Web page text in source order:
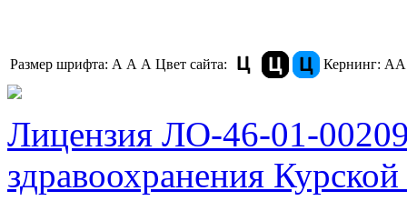
Размер шрифта: A A A Цвет сайта: Кернинг: АА
Лицензия ЛО-46-01-
здравоохранения